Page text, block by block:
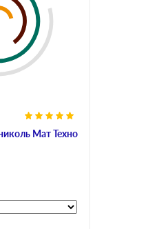
Мат Техно